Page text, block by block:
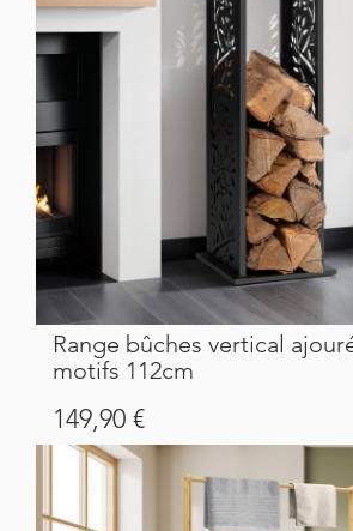
Range bûches vertical ajouré avec
motifs 112cm
Prix
149,90 €